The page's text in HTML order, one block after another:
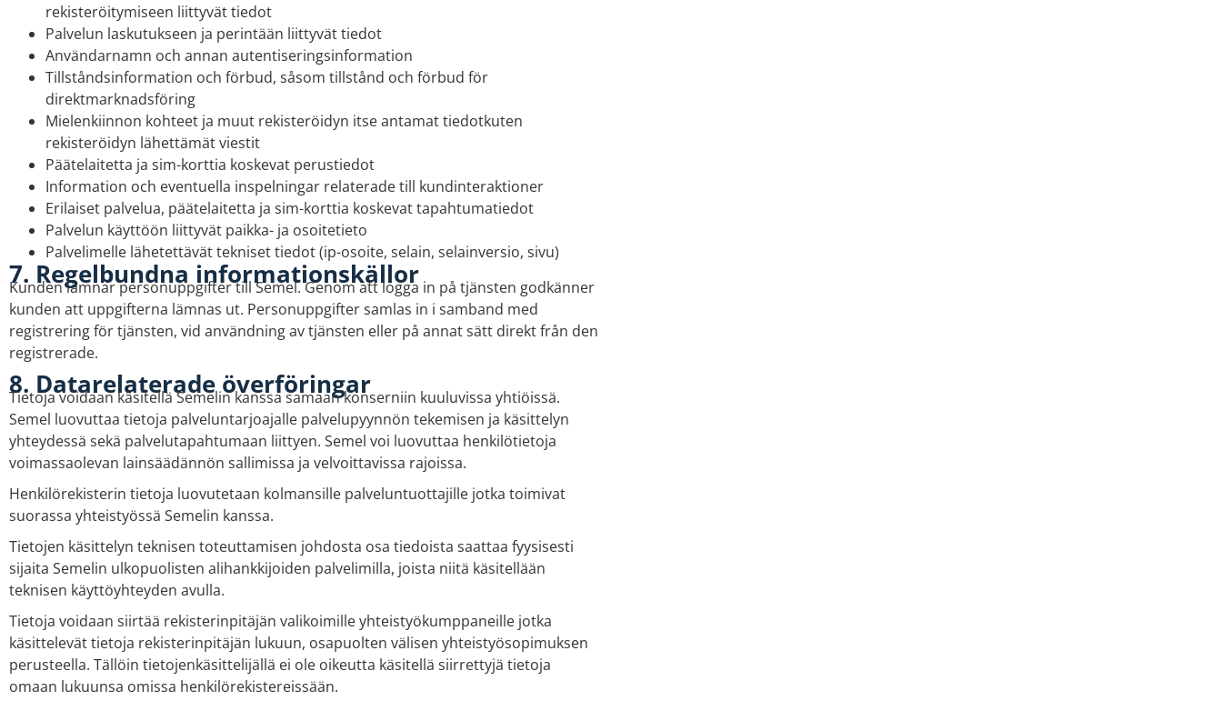
rekisteröitymiseen liittyvät tiedot
Palvelun laskutukseen ja perintään liittyvät tiedot
Användarnamn och annan autentiseringsinformation
Tillståndsinformation och förbud, såsom tillstånd och förbud för
direktmarknadsföring
Mielenkiinnon kohteet ja muut rekisteröidyn itse antamat tiedotkuten
rekisteröidyn lähettämät viestit
Päätelaitetta ja sim-korttia koskevat perustiedot
Information och eventuella inspelningar relaterade till kundinteraktioner
Erilaiset palvelua, päätelaitetta ja sim-korttia koskevat tapahtumatiedot
Palvelun käyttöön liittyvät paikka- ja osoitetieto
Palvelimelle lähetettävät tekniset tiedot (ip-osoite, selain, selainversio, sivu)
7. Regelbundna informationskällor
Kunden lämnar personuppgifter till Semel. Genom att logga in på tjänsten godkänner
kunden att uppgifterna lämnas ut. Personuppgifter samlas in i samband med
registrering för tjänsten, vid användning av tjänsten eller på annat sätt direkt från den
registrerade.
8. Datarelaterade överföringar
Tietoja voidaan käsitellä Semelin kanssa samaan konserniin kuuluvissa yhtiöissä.
Semel luovuttaa tietoja palveluntarjoajalle palvelupyynnön tekemisen ja käsittelyn
yhteydessä sekä palvelutapahtumaan liittyen. Semel voi luovuttaa henkilötietoja
voimassaolevan lainsäädännön sallimissa ja velvoittavissa rajoissa.
Henkilörekisterin tietoja luovutetaan kolmansille palveluntuottajille jotka toimivat
suorassa yhteistyössä Semelin kanssa.
Tietojen käsittelyn teknisen toteuttamisen johdosta osa tiedoista saattaa fyysisesti
sijaita Semelin ulkopuolisten alihankkijoiden palvelimilla, joista niitä käsitellään
teknisen käyttöyhteyden avulla.
Tietoja voidaan siirtää rekisterinpitäjän valikoimille yhteistyökumppaneille jotka
käsittelevät tietoja rekisterinpitäjän lukuun, osapuolten välisen yhteistyösopimuksen
perusteella. Tällöin tietojenkäsittelijällä ei ole oikeutta käsitellä siirrettyjä tietoja
omaan lukuunsa omissa henkilörekistereissään.